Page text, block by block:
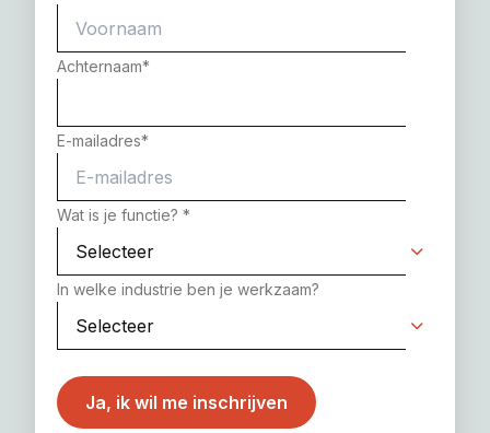
Achternaam*
E-mailadres*
Wat is je functie? *
In welke industrie ben je werkzaam?